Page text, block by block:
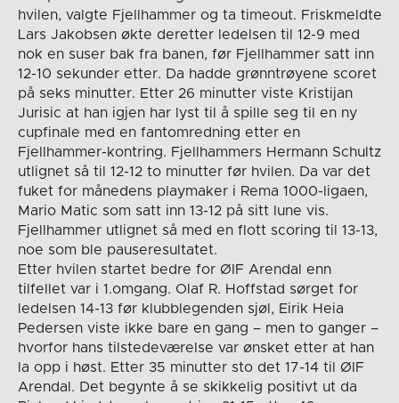
hvilen, valgte Fjellhammer og ta timeout. Friskmeldte
Lars Jakobsen økte deretter ledelsen til 12-9 med
nok en suser bak fra banen, før Fjellhammer satt inn
12-10 sekunder etter. Da hadde grønntrøyene scoret
på seks minutter. Etter 26 minutter viste Kristijan
Jurisic at han igjen har lyst til å spille seg til en ny
cupfinale med en fantomredning etter en
Fjellhammer-kontring. Fjellhammers Hermann Schultz
utlignet så til 12-12 to minutter før hvilen. Da var det
fuket for månedens playmaker i Rema 1000-ligaen,
Mario Matic som satt inn 13-12 på sitt lune vis.
Fjellhammer utlignet så med en flott scoring til 13-13,
noe som ble pauseresultatet.
Etter hvilen startet bedre for ØIF Arendal enn
tilfellet var i 1.omgang. Olaf R. Hoffstad sørget for
ledelsen 14-13 før klubblegenden sjøl, Eirik Heia
Pedersen viste ikke bare en gang – men to ganger –
hvorfor hans tilstedeværelse var ønsket etter at han
la opp i høst. Etter 35 minutter sto det 17-14 til ØIF
Arendal. Det begynte å se skikkelig positivt ut da